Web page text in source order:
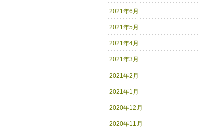
2021年6月
2021年5月
2021年4月
2021年3月
2021年2月
2021年1月
2020年12月
2020年11月